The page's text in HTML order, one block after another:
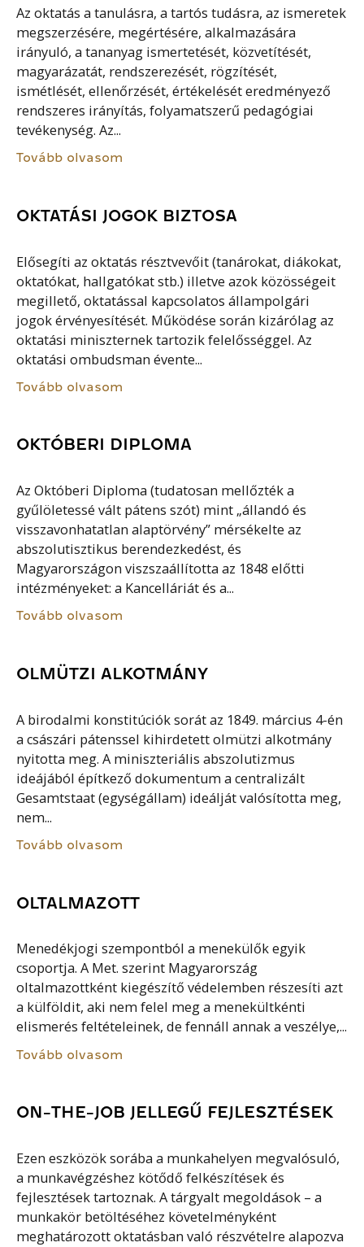
Az oktatás a tanulásra, a tartós tudásra, az ismeretek
megszerzésére, megértésére, alkalmazására
irányuló, a tananyag ismertetését, közvetítését,
magyarázatát, rendszerezését, rögzítését,
ismétlését, ellenőrzését, értékelését eredményező
rendszeres irányítás, folyamatszerű pedagógiai
tevékenység. Az...
Tovább olvasom
OKTATÁSI JOGOK BIZTOSA
Elősegíti az oktatás résztvevőit (tanárokat, diákokat,
oktatókat, hallgatókat stb.) illetve azok közösségeit
megillető, oktatással kapcsolatos állampolgári
jogok érvényesítését. Működése során kizárólag az
oktatási miniszternek tartozik felelősséggel. Az
oktatási ombudsman évente...
Tovább olvasom
OKTÓBERI DIPLOMA
Az Októberi Diploma (tudatosan mellőzték a
gyűlöletessé vált pátens szót) mint „állandó és
visszavonhatatlan alaptörvény” mérsékelte az
abszolutisztikus berendezkedést, és
Magyarországon viszszaállította az 1848 előtti
intézményeket: a Kancelláriát és a...
Tovább olvasom
OLMÜTZI ALKOTMÁNY
A birodalmi konstitúciók sorát az 1849. március 4-én
a császári pátenssel kihirdetett olmützi alkotmány
nyitotta meg. A miniszteriális abszolutizmus
ideájából építkező dokumentum a centralizált
Gesamtstaat (egységállam) ideálját valósította meg,
nem...
Tovább olvasom
OLTALMAZOTT
Menedékjogi szempontból a menekülők egyik
csoportja. A Met. szerint Magyarország
oltalmazottként kiegészítő védelemben részesíti azt
a külföldit, aki nem felel meg a menekültkénti
elismerés feltételeinek, de fennáll annak a veszélye,...
Tovább olvasom
ON-THE-JOB JELLEGŰ FEJLESZTÉSEK
Ezen eszközök sorába a munkahelyen megvalósuló,
a munkavégzéshez kötődő felkészítések és
fejlesztések tartoznak. A tárgyalt megoldások – a
munkakör betöltéséhez követelményként
meghatározott oktatásban való részvételre alapozva